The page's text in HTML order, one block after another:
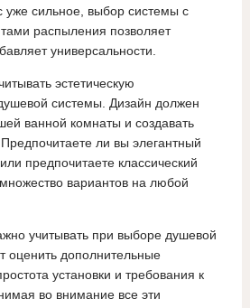
уже сильное, выбор системы с
распыления позволяет
универсальности.
эстетическую
системы. Дизайн должен
ванной комнаты и создавать
ли вы элегантный
предпочитаете классический
вариантов на любой
учитывать при выборе душевой
оценить дополнительные
установки и требования к
во внимание все эти